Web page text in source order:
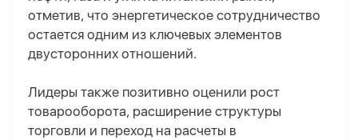
отметив, что энергетическое сотрудничество
остается одним из ключевых элементов
двусторонних отношений.
Лидеры также позитивно оценили рост
товарооборота, расширение структуры
торговли и переход на расчеты в